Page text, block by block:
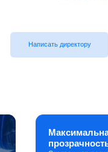
Написать директору